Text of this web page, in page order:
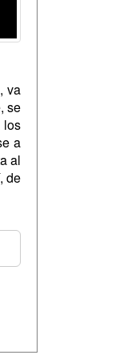
va
se
los
a
al
de